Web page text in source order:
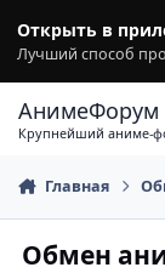
Открыть в
Лучший способ
АнимеФорум
Крупнейший аниме-
Главная
Обмен